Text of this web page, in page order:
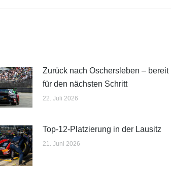
Zurück nach Oschersleben – bereit
für den nächsten Schritt
22. Juli 2026
Top-12-Platzierung in der Lausitz
21. Juni 2026